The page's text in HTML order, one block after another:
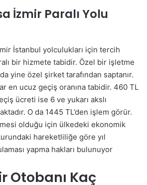
İzmir Paralı Yolu
İstanbul yolculukları için tercih
bir hizmete tabidir. Özel bir işletme
yine özel şirket tarafından saptanır.
en ucuz geçiş oranına tabidir. 460 TL
ücreti ise 6 ve yukarı akslı
O da 1445 TL’den işlem görür.
olduğu için ülkedeki ekonomik
hareketliliğe göre yıl
yapma hakları bulunuyor
Otobanı Kaç